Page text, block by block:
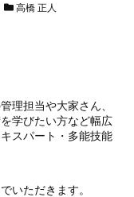
スタッフブログカテゴリー
高橋 正人
理担当や大家さん、
学びたい方など幅広
スパート・多能技能
いただきます。